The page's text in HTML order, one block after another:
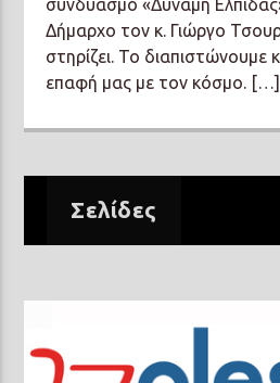
Δήμαρχο τον κ. Γιώργο
στηρίζει. Το διαπιστώνουμε
επαφή μας με τον κόσμο. […]
Σελίδες